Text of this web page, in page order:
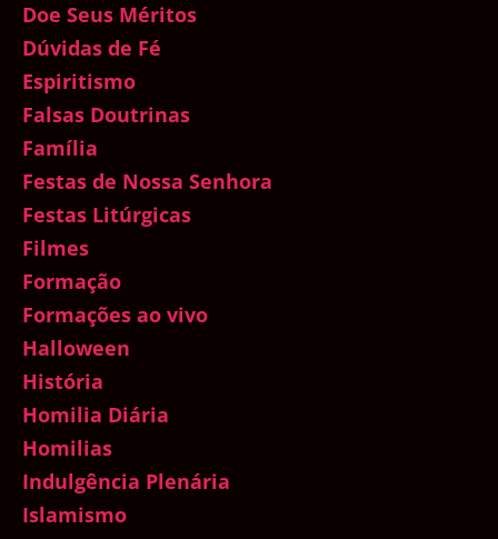
Doe Seus Méritos
Dúvidas de Fé
Espiritismo
Falsas Doutrinas
Família
Festas de Nossa Senhora
Festas Litúrgicas
Filmes
Formação
Formações ao vivo
Halloween
História
Homilia Diária
Homilias
Indulgência Plenária
Islamismo